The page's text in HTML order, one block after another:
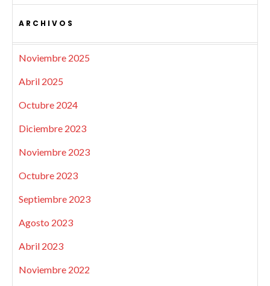
ARCHIVOS
Noviembre 2025
Abril 2025
Octubre 2024
Diciembre 2023
Noviembre 2023
Octubre 2023
Septiembre 2023
Agosto 2023
Abril 2023
Noviembre 2022